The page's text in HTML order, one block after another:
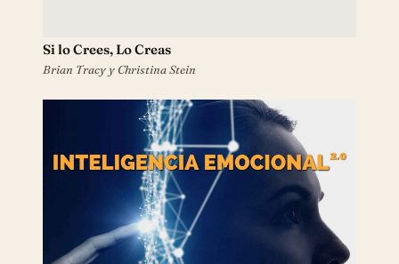
Si lo Crees, Lo Creas
Brian Tracy y Christina Stein